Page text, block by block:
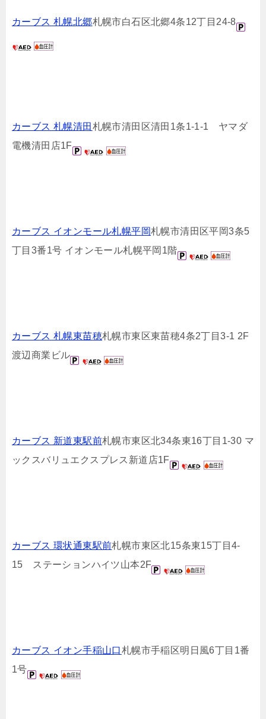
カーブス 札幌北郷札幌市白石区北郷4条12丁目24-8
カーブス 札幌清田 札幌市清田区清田1条1-1-1 ヤマダ
電機清田店1F
カーブス イオンモール札幌平岡札幌市清田区平岡3条5
丁目3番1号 イオンモール札幌平岡1階
カーブス 札幌東苗穂札幌市東区東苗穂4条2丁目3-1 2F
渡辺商業ビル
カーブス 新道東駅前札幌市東区北34条東16丁目1-30 マ
ックスバリュエクスプレス新道店1F
カーブス 環状通東駅前札幌市東区北15条東15丁目4-
15 ステーションハイツ山本2F
カーブス イオン手稲山口札幌市手稲区明日風6丁目1番
1号